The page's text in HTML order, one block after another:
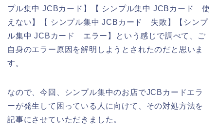
プル集中 JCBカード】【 シンプル集中 JCBカード 使
えない】【 シンプル集中 JCBカード 失敗】【シンプ
ル集中 JCBカード エラー】という感じで調べて、ご
自身のエラー原因を解明しようとされたのだと思いま
す。
なので、今回、シンプル集中のお店でJCBカードエラ
ーが発生して困っている人に向けて、その対処方法を
記事にさせていただきました。